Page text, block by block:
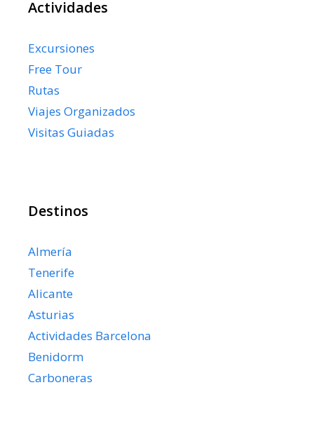
Actividades
Excursiones
Free Tour
Rutas
Viajes Organizados
Visitas Guiadas
Destinos
Almería
Tenerife
Alicante
Asturias
Actividades Barcelona
Benidorm
Carboneras